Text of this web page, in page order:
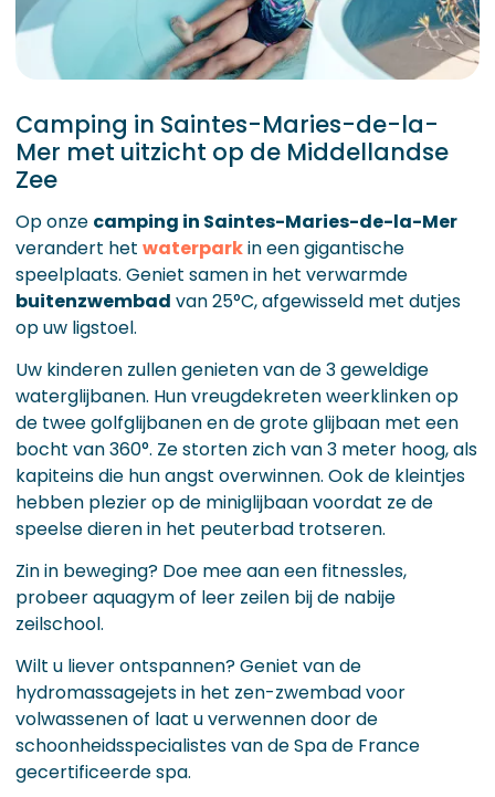
Camping in Saintes-Maries-de-la-
Mer met uitzicht op de Middellandse
Zee
Op onze camping in Saintes-Maries-de-la-Mer
verandert het waterparkin een gigantische
speelplaats. Geniet samen in het verwarmde
buitenzwembad van 25°C, afgewisseld met dutjes
op uw ligstoel.
Uw kinderen zullen genieten van de 3 geweldige
waterglijbanen. Hun vreugdekreten weerklinken op
de twee golfglijbanen en de grote glijbaan met een
bocht van 360°. Ze storten zich van 3 meter hoog, als
kapiteins die hun angst overwinnen. Ook de kleintjes
hebben plezier op de miniglijbaan voordat ze de
speelse dieren in het peuterbad trotseren.
Zin in beweging? Doe mee aan een fitnessles,
probeer aquagym of leer zeilen bij de nabije
zeilschool.
Wilt u liever ontspannen? Geniet van de
hydromassagejets in het zen-zwembad voor
volwassenen of laat u verwennen door de
schoonheidsspecialistes van de Spa de France
gecertificeerde spa.